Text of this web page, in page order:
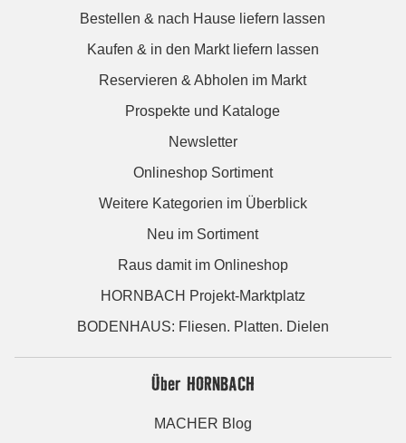
Bestellen & nach Hause liefern lassen
Kaufen & in den Markt liefern lassen
Reservieren & Abholen im Markt
Prospekte und Kataloge
Newsletter
Onlineshop Sortiment
Weitere Kategorien im Überblick
Neu im Sortiment
Raus damit im Onlineshop
HORNBACH Projekt-Marktplatz
BODENHAUS: Fliesen. Platten. Dielen
Über HORNBACH
MACHER Blog